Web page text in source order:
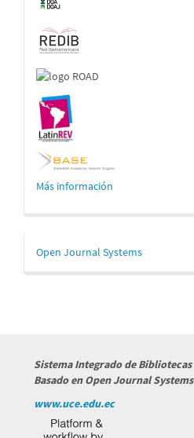
Más información
Desarrollado
por
Open Journal Systems
Sistema Integrado de Bibliotecas
Basado en Open Journal Systems
www.uce.edu.ec